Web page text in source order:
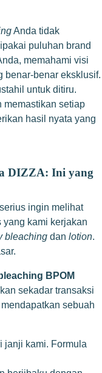
Anda tidak
puluhan brand
memahami visi
benar-benar eksklusif.
untuk ditiru.
memastikan setiap
hasil nyata yang
DIZZA: Ini yang
ingin melihat
yang kami kerjakan
bleaching dan lotion.
BPOM
sekadar transaksi
sebuah
janji kami. Formula